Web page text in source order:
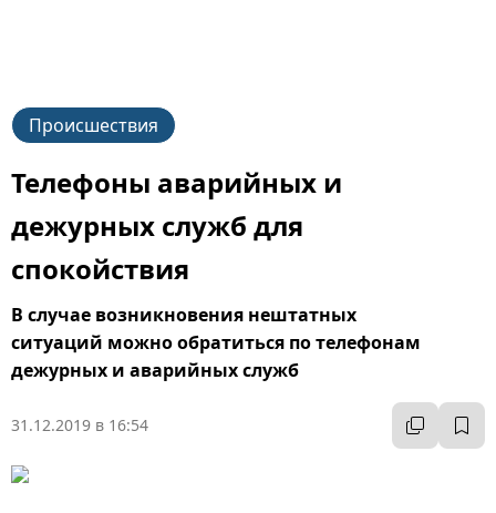
Происшествия
Телефоны аварийных и
дежурных служб для
спокойствия
В случае возникновения нештатных
ситуаций можно обратиться по телефонам
дежурных и аварийных служб
31.12.2019 в 16:54